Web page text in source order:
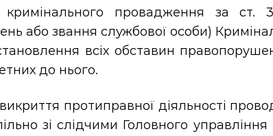
провадження за ст.
або звання службової особи)
всіх обставин
до нього.
протиправної діяльності
зі слідчими Головного управління